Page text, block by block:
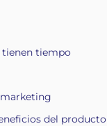
tienen tiempo
del producto